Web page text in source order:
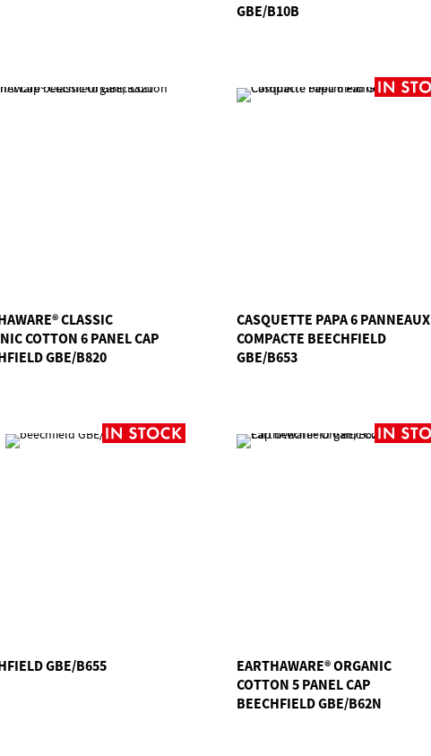
GBE/B10B
CLASSIC
COTTON 6 PANEL CAP
GBE/B820
CASQUETTE PAPA 6 PANNEAUX
COMPACTE BEECHFIELD
GBE/B653
GBE/B655
EARTHAWARE® ORGANIC
COTTON 5 PANEL CAP
BEECHFIELD GBE/B62N